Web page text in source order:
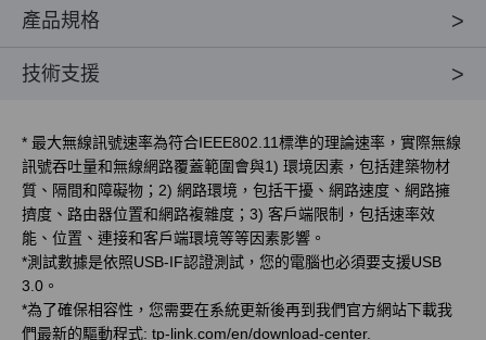
產品規格
技術支援
* 最大無線訊號速率為符合IEEE802.11標準的理論速率，實際無線
訊號吞吐量和無線網路覆蓋範圍會與1) 環境因素，包括建築物材
質、隔間和障礙物；2) 網路環境，包括干擾、網路速度、網路擁
擠度、路由器位置和網路複雜度；3) 客戶端限制，包括速率效
能、位置、連接和客戶端環境等等因素影響。
*測試數據是依照USB-IF認證測試，您的電腦也必須要支援USB
3.0。
*為了確保相容性，您需要在系統更新後再到我們官方網站下載我
們最新的驅動程式: tp-link.com/en/download-center.